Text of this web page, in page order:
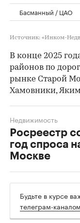
Басманный / ЦАО
Источник: «Инком-
В конце 2025
районов по
рынке Старой
Хамовники,
Росреестр
год спроса
Москве
Недвижимость
Будьте в курсе
телеграм-каналом